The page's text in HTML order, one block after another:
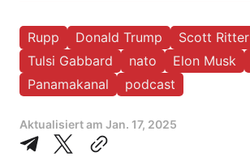
Rupp Donald Trump
Scott Ritter
Tulsi Gabbard
nato Elon Musk
Panamakanal
podcast
Aktualisiert am Jan. 17, 2025